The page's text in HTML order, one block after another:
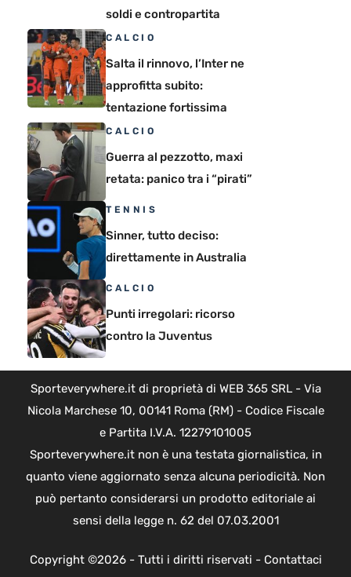
soldi e contropartita
CALCIO
Salta il rinnovo, l’Inter ne
approfitta subito:
tentazione fortissima
CALCIO
Guerra al pezzotto, maxi
retata: panico tra i “pirati”
TENNIS
Sinner, tutto deciso:
direttamente in Australia
CALCIO
Punti irregolari: ricorso
contro la Juventus
Sporteverywhere.it di proprietà di WEB 365 SRL - Via
Nicola Marchese 10, 00141 Roma (RM) - Codice Fiscale
e Partita I.V.A. 12279101005
Sporteverywhere.it non è una testata giornalistica, in
quanto viene aggiornato senza alcuna periodicità. Non
può pertanto considerarsi un prodotto editoriale ai
sensi della legge n. 62 del 07.03.2001
Copyright ©2026 - Tutti i diritti riservati - Contattaci